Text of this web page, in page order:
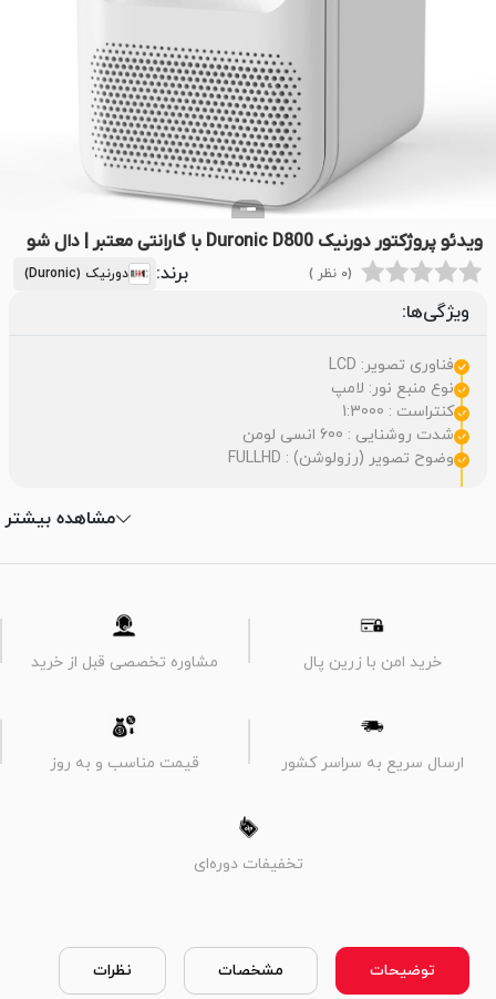
ویدئو پروژکتور دورنیک Duronic D800 با گارانتی معتبر | دال شو
(0 نظر ) برند: دورنیک (Duronic)
ویژگی‌ها:
فناوری تصویر: LCD
نوع منبع نور: لامپ
کنتراست : 1:3000
شدت روشنایی : 600 انسی لومن
وضوح تصویر (رزولوشن) : FULLHD
مشاهده بیشتر
خرید امن با زرین پال مشاوره تخصصی قبل از خرید
ارسال سریع به سراسر کشور قیمت مناسب و به روز
تخفیفات دوره‌ای
توضیحات مشخصات نظرات